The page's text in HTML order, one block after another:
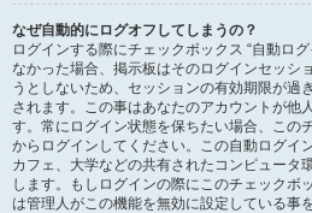
なぜ自動的にログオフしてしまうの？
ログインする際にチェックボックス “自動ロ
なかった場合、掲示板はそのログインセッシ
うとしないため、セッションの有効期限が過
されます。この事はあなたのアカウントが他
す。常にログイン状態を保ちたい場合、この
からログインしてください。この自動ログイ
カフェ、大学などの共有されたコンピュータ
します。もしログインの際にこのチェックボ
は管理人がこの機能を無効に設定している事